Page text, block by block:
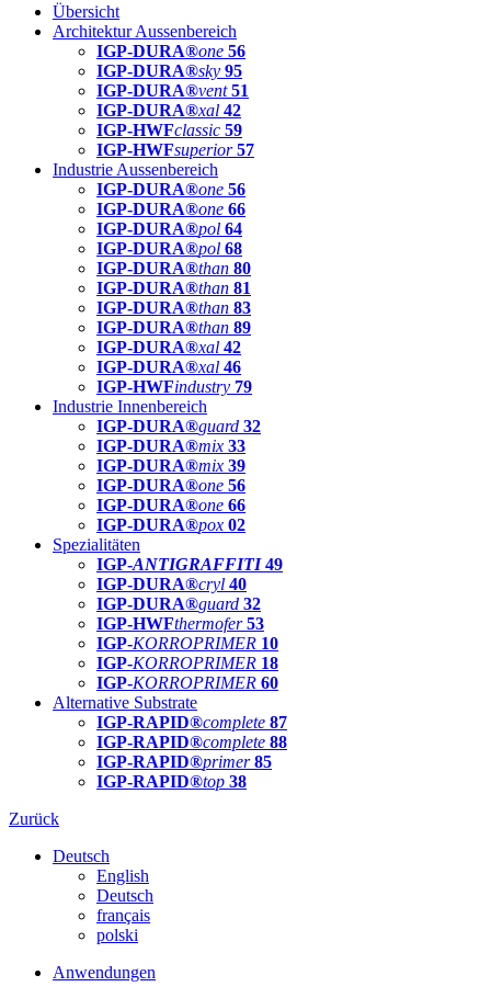
Übersicht
Architektur Aussenbereich
IGP-DURA®one 56
IGP-DURA®sky 95
IGP-DURA®vent 51
IGP-DURA®xal 42
IGP-HWFclassic 59
IGP-HWFsuperior 57
Industrie Aussenbereich
IGP-DURA®one 56
IGP-DURA®one 66
IGP-DURA®pol 64
IGP-DURA®pol 68
IGP-DURA®than 80
IGP-DURA®than 81
IGP-DURA®than 83
IGP-DURA®than 89
IGP-DURA®xal 42
IGP-DURA®xal 46
IGP-HWFindustry 79
Industrie Innenbereich
IGP-DURA®guard 32
IGP-DURA®mix 33
IGP-DURA®mix 39
IGP-DURA®one 56
IGP-DURA®one 66
IGP-DURA®pox 02
Spezialitäten
IGP-ANTIGRAFFITI49
IGP-DURA®cryl 40
IGP-DURA®guard 32
IGP-HWFthermofer 53
IGP-KORROPRIMER 10
IGP-KORROPRIMER 18
IGP-KORROPRIMER 60
Alternative Substrate
IGP-RAPID®complete 87
IGP-RAPID®complete 88
IGP-RAPID®primer 85
IGP-RAPID®top 38
Zurück
Deutsch
English
Deutsch
français
polski
Anwendungen